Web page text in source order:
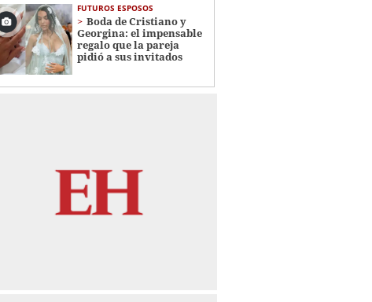
FUTUROS ESPOSOS
Boda de Cristiano y
Georgina: el impensable
regalo que la pareja
pidió a sus invitados